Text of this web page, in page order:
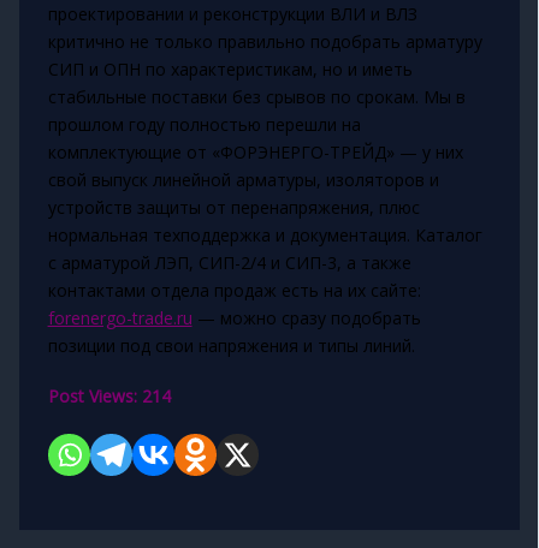
проектировании и реконструкции ВЛИ и ВЛЗ
критично не только правильно подобрать арматуру
СИП и ОПН по характеристикам, но и иметь
стабильные поставки без срывов по срокам. Мы в
прошлом году полностью перешли на
комплектующие от «ФОРЭНЕРГО-ТРЕЙД» — у них
свой выпуск линейной арматуры, изоляторов и
устройств защиты от перенапряжения, плюс
нормальная техподдержка и документация. Каталог
с арматурой ЛЭП, СИП-2/4 и СИП-3, а также
контактами отдела продаж есть на их сайте:
forenergo-trade.ru — можно сразу подобрать
позиции под свои напряжения и типы линий.
Post Views: 214